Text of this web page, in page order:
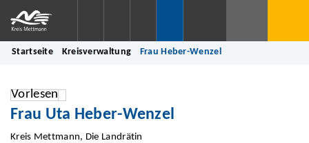
Startseite Kreisverwaltung Frau Heber-Wenzel
Vorlesen
Frau Uta Heber-Wenzel
Kreis Mettmann, Die Landrätin